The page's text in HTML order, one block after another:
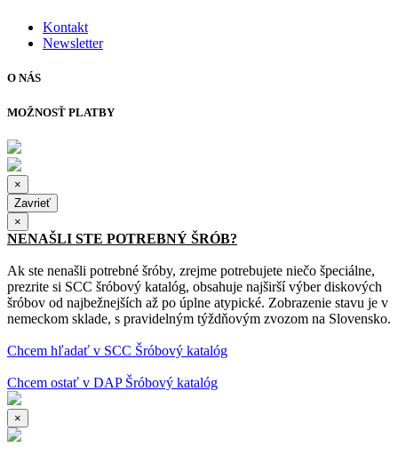
Kontakt
Newsletter
O NÁS
MOŽNOSŤ PLATBY
×
Zavrieť
×
NENAŠLI STE POTREBNÝ ŠRÓB?
Ak ste nenašli potrebné šróby, zrejme potrebujete niečo špeciálne,
prezrite si SCC šróbový katalóg, obsahuje najširší výber diskových
šróbov od najbežnejších až po úplne atypické. Zobrazenie stavu je v
nemeckom sklade, s pravidelným týždňovým zvozom na Slovensko.
Chcem hľadať v SCC Šróbový katalóg
Chcem ostať v DAP Šróbový katalóg
×